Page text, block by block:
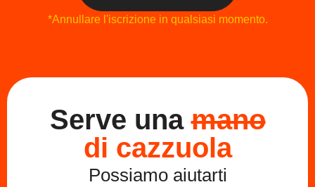
*Annullare l'iscrizione in qualsiasi momento.
Serve unamano
di cazzuola
Possiamo aiutarti